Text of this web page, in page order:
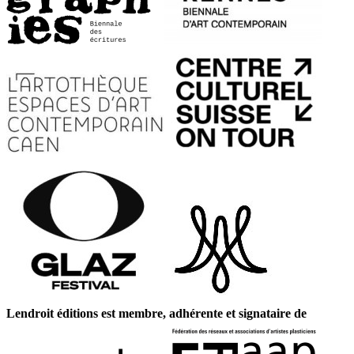
Lendroit éditions est membre, adhérente et signataire de